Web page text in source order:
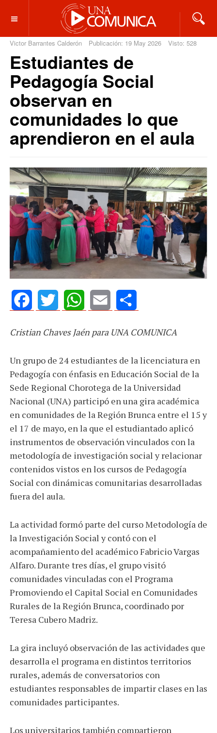
OFF CANVAS
Victor Barrantes Calderón Publicación: 19 May 2026 Visto: 528
Estudiantes de
Pedagogía Social
observan en
comunidades lo que
aprendieron en el aula
Cristian Chaves Jaén para UNA COMUNICA
Un grupo de 24 estudiantes de la licenciatura en
Pedagogía con énfasis en Educación Social de la
Sede Regional Chorotega de la Universidad
Nacional (UNA) participó en una gira académica
en comunidades de la Región Brunca entre el 15 y
el 17 de mayo, en la que el estudiantado aplicó
instrumentos de observación vinculados con la
metodología de investigación social y relacionar
contenidos vistos en los cursos de Pedagogía
Social con dinámicas comunitarias desarrolladas
fuera del aula.
La actividad formó parte del curso Metodología de
la Investigación Social y contó con el
acompañamiento del académico Fabricio Vargas
Alfaro. Durante tres días, el grupo visitó
comunidades vinculadas con el Programa
Promoviendo el Capital Social en Comunidades
Rurales de la Región Brunca, coordinado por
Teresa Cubero Madriz.
La gira incluyó observación de las actividades que
desarrolla el programa en distintos territorios
rurales, además de conversatorios con
estudiantes responsables de impartir clases en las
comunidades participantes.
Los universitarios también compartieron